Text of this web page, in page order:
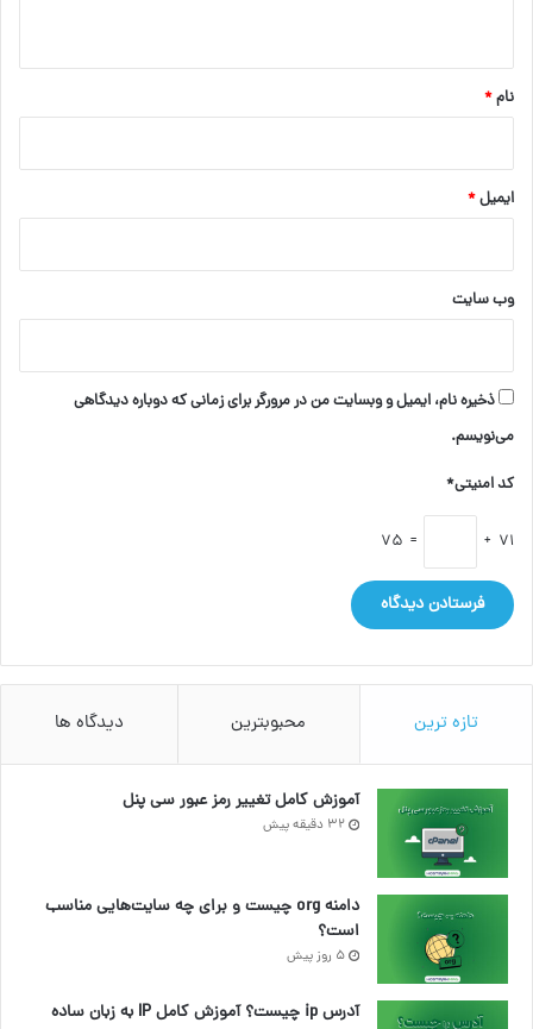
نام*
ایمیل*
وب‌ سایت
ذخیره نام، ایمیل و وبسایت من در مرورگر برای زمانی که دوباره دیدگاهی
می‌نویسم.
کد امنیتی*
71 +
= 75
تازه ترین محبوبترین دیدگاه ها
آموزش کامل تغییر رمز عبور سی پنل
32 دقیقه پیش
دامنه org چیست و برای چه سایت‌هایی مناسب
است؟
5 روز پیش
آدرس ip چیست؟ آموزش کامل IP به زبان ساده